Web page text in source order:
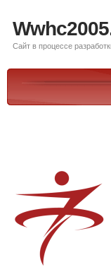
Сайт в процессе